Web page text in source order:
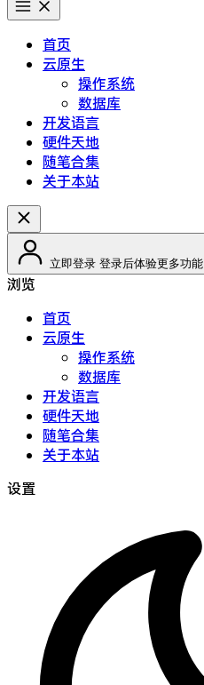
首页
云原生
操作系统
数据库
开发语言
硬件天地
随笔合集
关于本站
立即登录 登录后体验更多功能
浏览
首页
云原生
操作系统
数据库
开发语言
硬件天地
随笔合集
关于本站
设置